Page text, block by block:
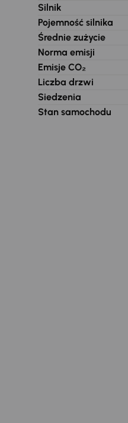
Silnik
Pojemność silnika
Średnie zużycie
Norma emisji
Emisje CO₂
Liczba drzwi
Siedzenia
Stan samochodu